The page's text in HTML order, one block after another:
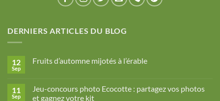
DERNIERS ARTICLES DU BLOG
12
Sep
Fruits d’automne mijotés à l’érable
Fruits
d’automne
11
Sep
Jeu-concours photo Ecocotte : partagez vos photos
et gagnez votre kit